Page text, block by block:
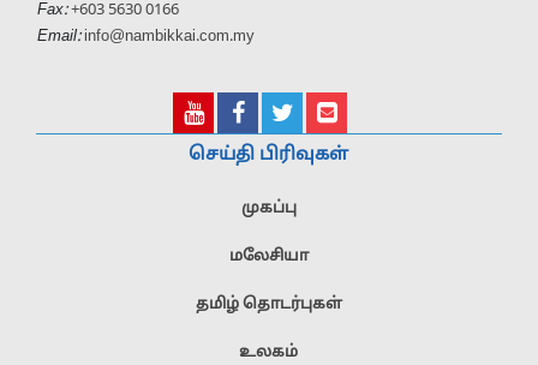
Fax: +603 5630 0166
Email: info@nambikkai.com.my
செய்தி பிரிவுகள்
முகப்பு
மலேசியா
தமிழ் தொடர்புகள்
உலகம்